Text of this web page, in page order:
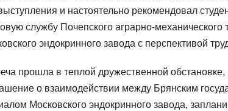
и настоятельно рекомендовал
службу Почепского аграрно-
эндокринного завода с перспективой
прошла в теплой дружественной
о взаимодействии между Брянским
Московского эндокринного завода,